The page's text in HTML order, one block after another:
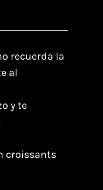
recuerda la
al
y te
croissants